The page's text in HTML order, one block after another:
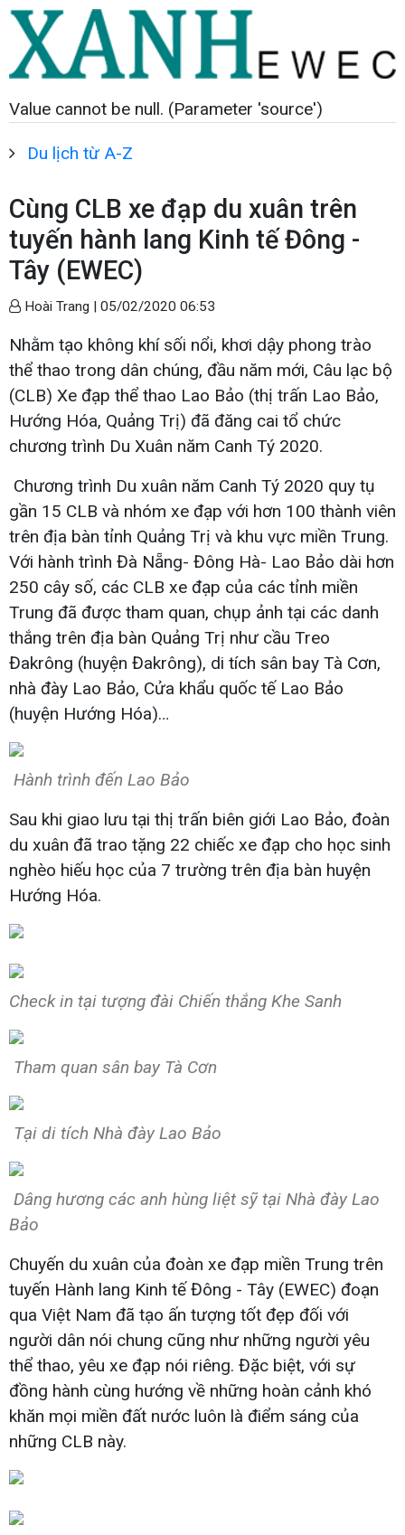
Value cannot be null. (Parameter 'source')
Du lịch từ A-Z
Cùng CLB xe đạp du xuân trên
tuyến hành lang Kinh tế Đông -
Tây (EWEC)
Hoài Trang | 05/02/2020 06:53
Nhằm tạo không khí sối nổi, khơi dậy phong trào
thể thao trong dân chúng, đầu năm mới, Câu lạc bộ
(CLB) Xe đạp thể thao Lao Bảo (thị trấn Lao Bảo,
Hướng Hóa, Quảng Trị) đã đăng cai tổ chức
chương trình Du Xuân năm Canh Tý 2020.
Chương trình Du xuân năm Canh Tý 2020 quy tụ
gần 15 CLB và nhóm xe đạp với hơn 100 thành viên
trên địa bàn tỉnh Quảng Trị và khu vực miền Trung.
Với hành trình Đà Nẵng- Đông Hà- Lao Bảo dài hơn
250 cây số, các CLB xe đạp của các tỉnh miền
Trung đã được tham quan, chụp ảnh tại các danh
thắng trên địa bàn Quảng Trị như cầu Treo
Đakrông (huyện Đakrông), di tích sân bay Tà Cơn,
nhà đày Lao Bảo, Cửa khẩu quốc tế Lao Bảo
(huyện Hướng Hóa)…
Hành trình đến Lao Bảo
Sau khi giao lưu tại thị trấn biên giới Lao Bảo, đoàn
du xuân đã trao tặng 22 chiếc xe đạp cho học sinh
nghèo hiếu học của 7 trường trên địa bàn huyện
Hướng Hóa.
Check in tại tượng đài Chiến thắng Khe Sanh
Tham quan sân bay Tà Cơn
Tại di tích Nhà đày Lao Bảo
Dâng hương các anh hùng liệt sỹ tại Nhà đày Lao
Bảo
Chuyến du xuân của đoàn xe đạp miền Trung trên
tuyến Hành lang Kinh tế Đông - Tây (EWEC) đoạn
qua Việt Nam đã tạo ấn tượng tốt đẹp đối với
người dân nói chung cũng như những người yêu
thể thao, yêu xe đạp nói riêng. Đặc biệt, với sự
đồng hành cùng hướng về những hoàn cảnh khó
khăn mọi miền đất nước luôn là điểm sáng của
những CLB này.